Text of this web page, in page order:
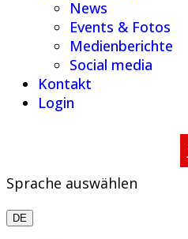
News
Events & Fotos
Medienberichte
Social media
Kontakt
Login
Sprache auswählen
DE